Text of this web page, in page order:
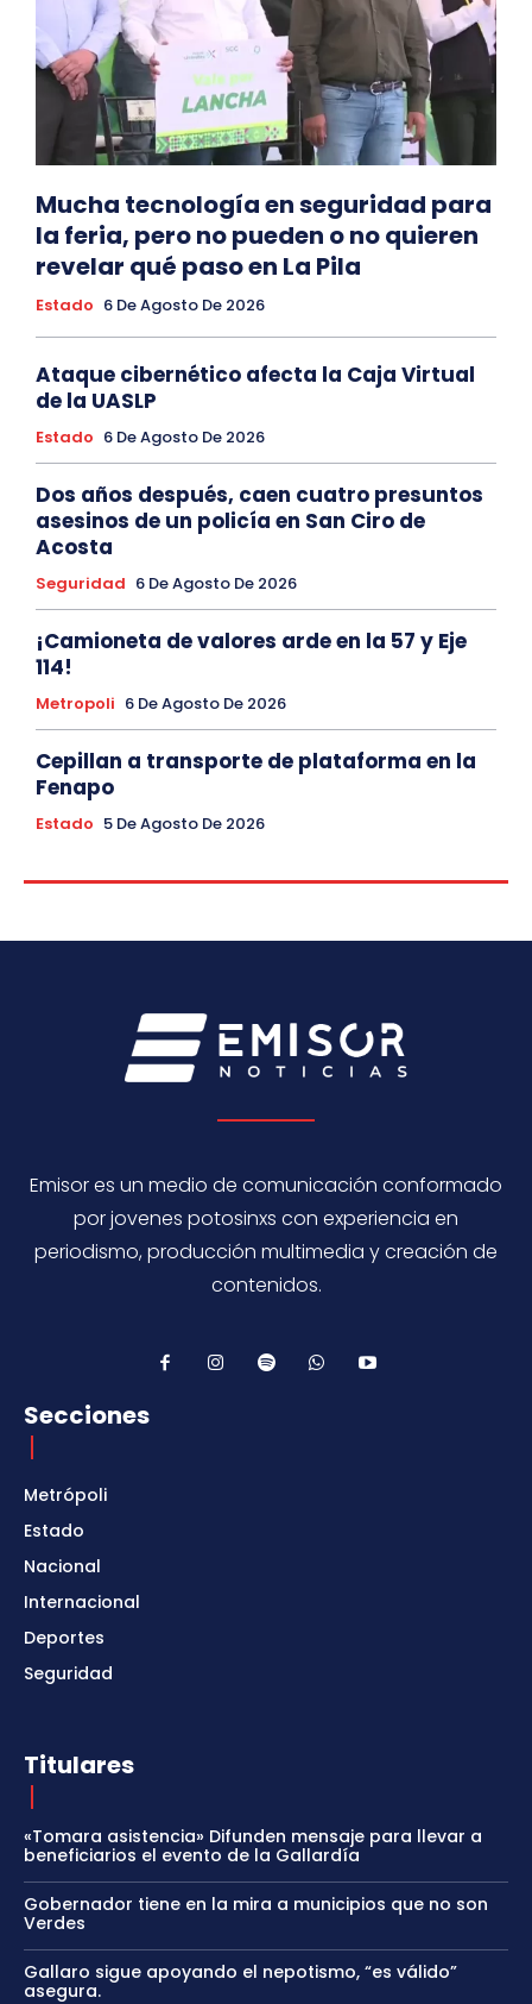
Mucha tecnología en seguridad para
la feria, pero no pueden o no quieren
revelar qué paso en La Pila
Estado 6 De Agosto De 2026
Ataque cibernético afecta la Caja Virtual
de la UASLP
Estado 6 De Agosto De 2026
Dos años después, caen cuatro presuntos
asesinos de un policía en San Ciro de
Acosta
Seguridad 6 De Agosto De 2026
¡Camioneta de valores arde en la 57 y Eje
114!
Metropoli 6 De Agosto De 2026
Cepillan a transporte de plataforma en la
Fenapo
Estado 5 De Agosto De 2026
Emisor es un medio de comunicación conformado
por jovenes potosinxs con experiencia en
periodismo, producción multimedia y creación de
contenidos.
Secciones
Metrópoli
Estado
Nacional
Internacional
Deportes
Seguridad
Titulares
«Tomara asistencia» Difunden mensaje para llevar a
beneficiarios el evento de la Gallardía
Gobernador tiene en la mira a municipios que no son
Verdes
Gallaro sigue apoyando el nepotismo, “es válido”
asegura.